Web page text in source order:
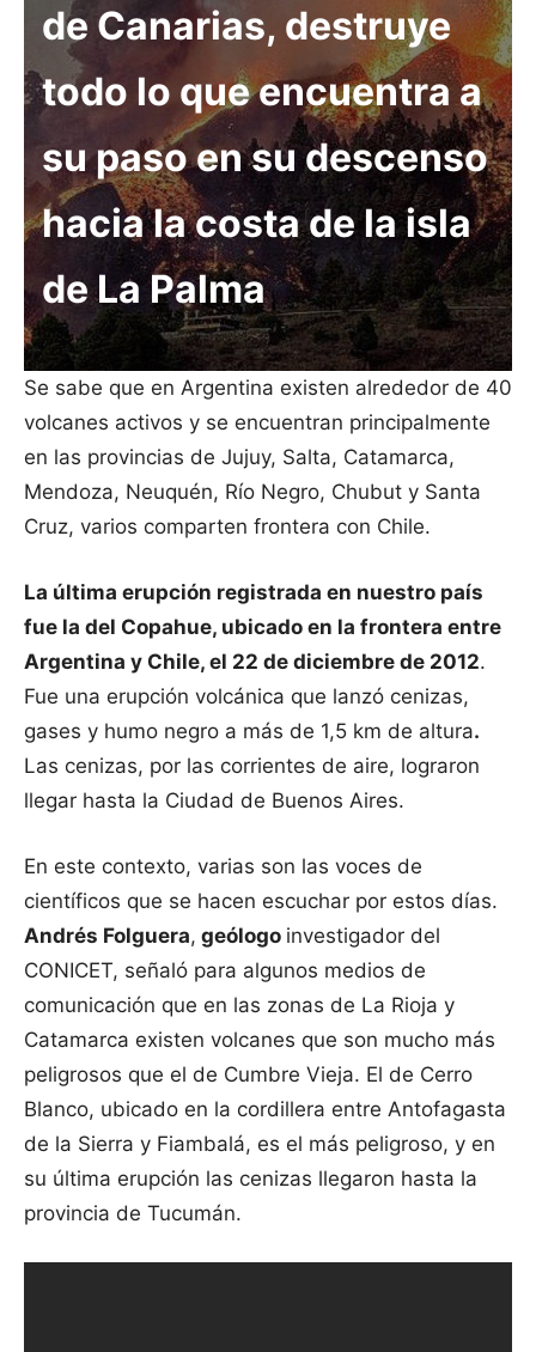
de Canarias, destruye
todo lo que encuentra a
su paso en su descenso
hacia la costa de la isla
de La Palma.
Se sabe que en Argentina existen alrededor de 40
volcanes activos y se encuentran principalmente
en las provincias de Jujuy, Salta, Catamarca,
Mendoza, Neuquén, Río Negro, Chubut y Santa
Cruz, varios comparten frontera con Chile.
La última erupción registrada en nuestro país
fue la del Copahue, ubicado en la frontera entre
Argentina y Chile, el 22 de diciembre de 2012.
Fue una erupción volcánica que lanzó cenizas,
gases y humo negro a más de 1,5 km de altura.
Las cenizas, por las corrientes de aire, lograron
llegar hasta la Ciudad de Buenos Aires.
En este contexto, varias son las voces de
científicos que se hacen escuchar por estos días.
Andrés Folguera, geólogo investigador del
CONICET, señaló para algunos medios de
comunicación que en las zonas de La Rioja y
Catamarca existen volcanes que son mucho más
peligrosos que el de Cumbre Vieja. El de Cerro
Blanco, ubicado en la cordillera entre Antofagasta
de la Sierra y Fiambalá, es el más peligroso, y en
su última erupción las cenizas llegaron hasta la
provincia de Tucumán.